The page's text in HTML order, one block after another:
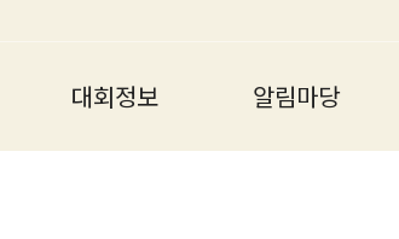
대회정보 알림마당